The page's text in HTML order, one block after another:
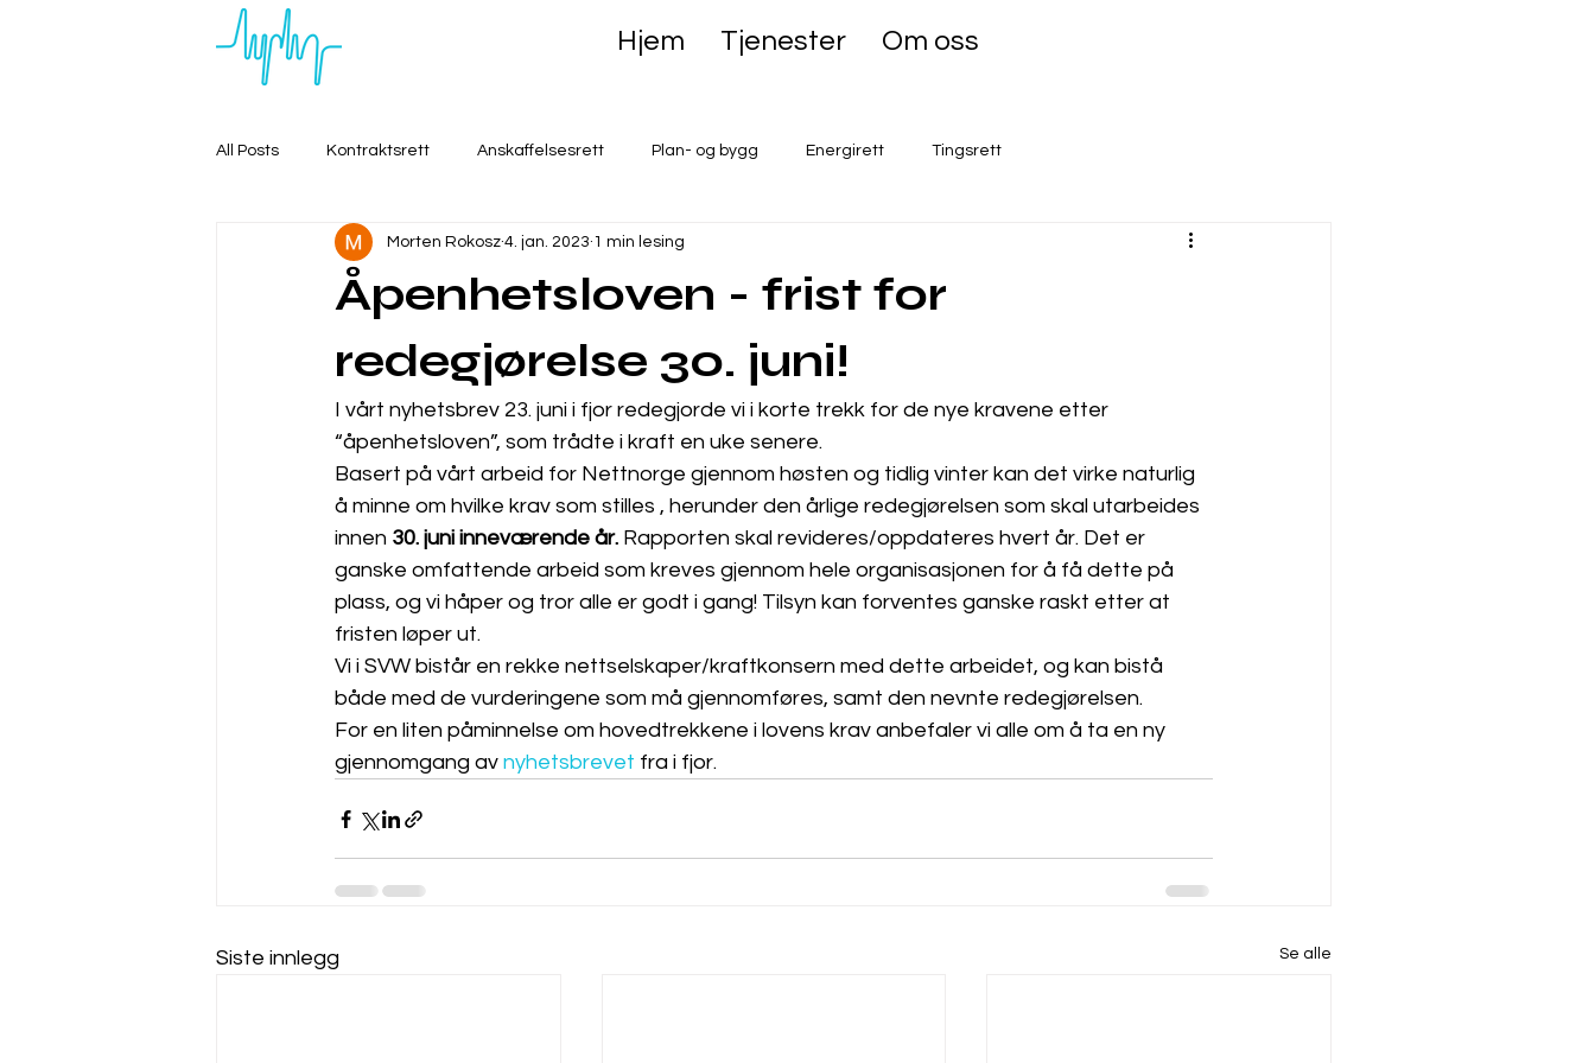
Hjem Tjenester Om oss
All Posts Kontraktsrett Anskaffelsesrett Plan- og bygg Energirett Tingsrett
Åpenhetsloven - frist for
redegjørelse 30. juni!
Morten Rokosz 4. jan. 2023 1 min lesing
I vårt nyhetsbrev 23. juni i fjor redegjorde vi i korte trekk for de nye kravene etter
“åpenhetsloven”, som trådte i kraft en uke senere.
Basert på vårt arbeid for Nettnorge gjennom høsten og tidlig vinter kan det virke naturlig
å minne om hvilke krav som stilles , herunder den årlige redegjørelsen som skal utarbeides
innen 30. juni inneværende år. Rapporten skal revideres/oppdateres hvert år. Det er
ganske omfattende arbeid som kreves gjennom hele organisasjonen for å få dette på
plass, og vi håper og tror alle er godt i gang! Tilsyn kan forventes ganske raskt etter at
fristen løper ut.
Vi i SVW bistår en rekke nettselskaper/kraftkonsern med dette arbeidet, og kan bistå
både med de vurderingene som må gjennomføres, samt den nevnte redegjørelsen.
For en liten påminnelse om hovedtrekkene i lovens krav anbefaler vi alle om å ta en ny
gjennomgang av nyhetsbrevet fra i fjor.
Siste innlegg Se alle